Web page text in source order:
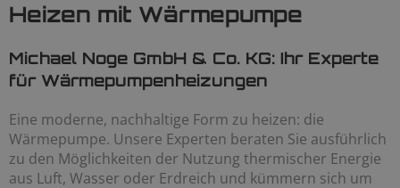
Heizen mit Wärmepumpe
Michael Noge GmbH & Co. KG: Ihr Experte
für Wärmepumpenheizungen
Eine moderne, nachhaltige Form zu heizen: die
Wärmepumpe. Unsere Experten beraten Sie ausführlich
zu den Möglichkeiten der Nutzung thermischer Energie
aus Luft, Wasser oder Erdreich und kümmern sich um